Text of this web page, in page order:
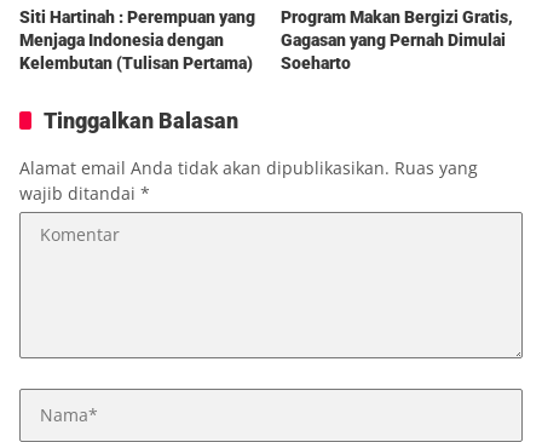
Siti Hartinah : Perempuan yang
Menjaga Indonesia dengan
Kelembutan (Tulisan Pertama)
Program Makan Bergizi Gratis,
Gagasan yang Pernah Dimulai
Soeharto
Tinggalkan Balasan
Alamat email Anda tidak akan dipublikasikan. Ruas yang
wajib ditandai *